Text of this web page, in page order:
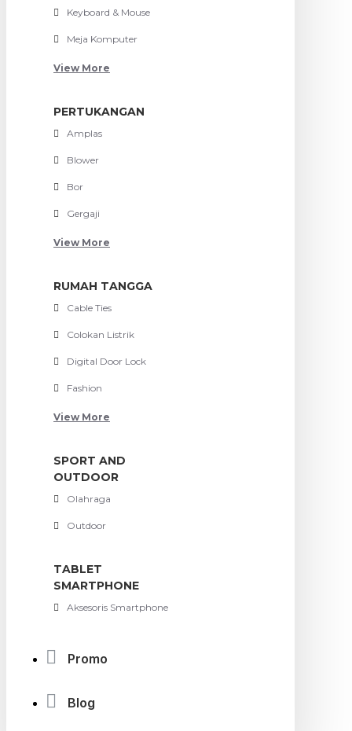
Keyboard & Mouse
Meja Komputer
View More
PERTUKANGAN
Amplas
Blower
Bor
Gergaji
View More
RUMAH TANGGA
Cable Ties
Colokan Listrik
Digital Door Lock
Fashion
View More
SPORT AND
OUTDOOR
Olahraga
Outdoor
TABLET
SMARTPHONE
Aksesoris Smartphone
Promo
Blog